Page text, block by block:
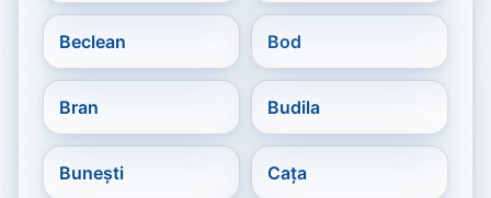
Beclean Bod
Bran Budila
Bunești Cața